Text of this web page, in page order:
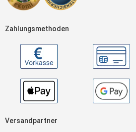
Zahlungsmethoden
Versandpartner